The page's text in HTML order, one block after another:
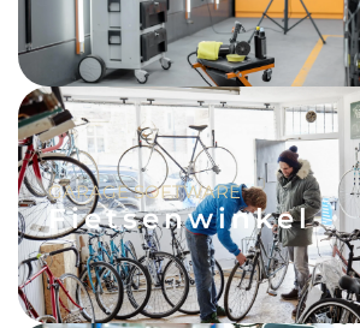
GARAGE SOFTWARE
Fietsenwinkel